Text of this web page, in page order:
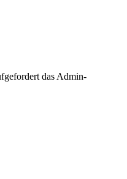
das Admin-